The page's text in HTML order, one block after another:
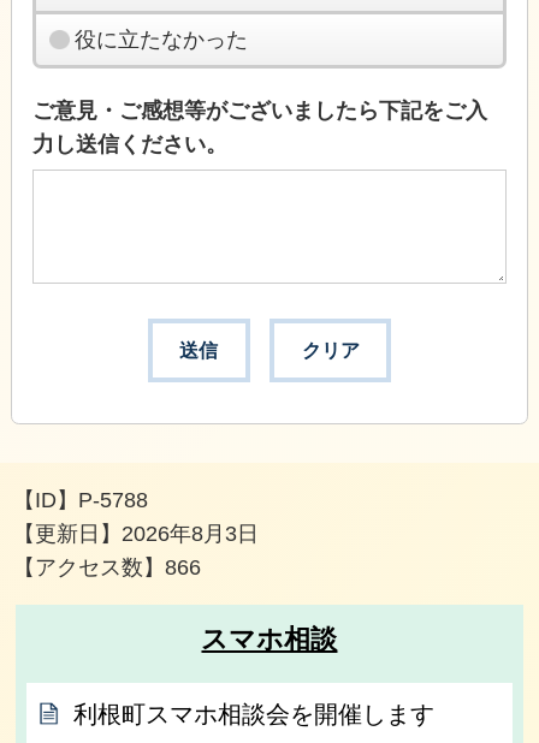
役に立たなかった
ご意見・ご感想等がございましたら下記をご入
力し送信ください。
【ID】 P-5788
【更新日】 2026年8月3日
【アクセス数】866
スマホ相談
利根町スマホ相談会を開催します